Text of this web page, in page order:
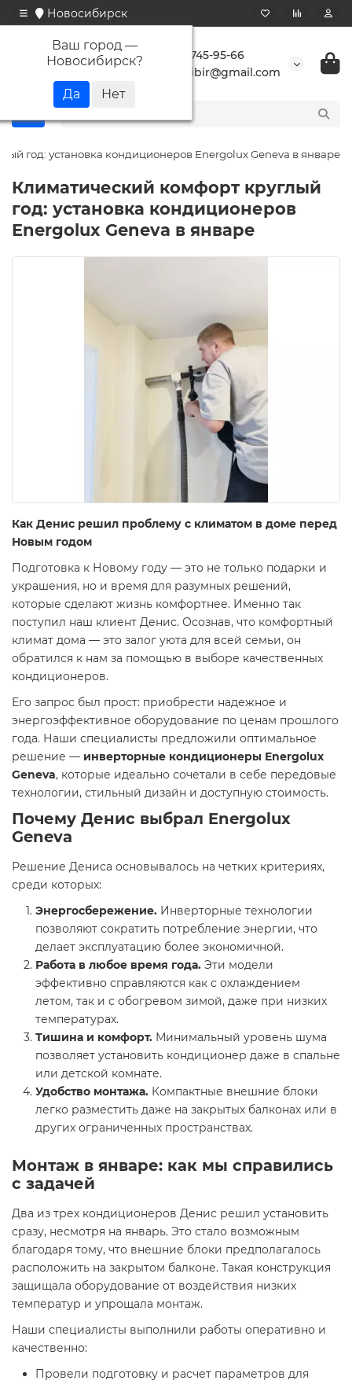
Новосибирск
Ваш город —
Новосибирск?
+7 923 745-95-66
buransibir@gmail.com
год: установка кондиционеров Energolux Geneva в январе
Климатический комфорт круглый
год: установка кондиционеров
Energolux Geneva в январе
Как Денис решил проблему с климатом в доме перед
Новым годом
Подготовка к Новому году — это не только подарки и
украшения, но и время для разумных решений,
которые сделают жизнь комфортнее. Именно так
поступил наш клиент Денис. Осознав, что комфортный
климат дома — это залог уюта для всей семьи, он
обратился к нам за помощью в выборе качественных
кондиционеров.
Его запрос был прост: приобрести надежное и
энергоэффективное оборудование по ценам прошлого
года. Наши специалисты предложили оптимальное
решение — инверторные кондиционеры Energolux
Geneva, которые идеально сочетали в себе передовые
технологии, стильный дизайн и доступную стоимость.
Почему Денис выбрал Energolux
Geneva
Решение Дениса основывалось на четких критериях,
среди которых:
Энергосбережение. Инверторные технологии
позволяют сократить потребление энергии, что
делает эксплуатацию более экономичной.
Работа в любое время года. Эти модели
эффективно справляются как с охлаждением
летом, так и с обогревом зимой, даже при низких
температурах.
Тишина и комфорт. Минимальный уровень шума
позволяет установить кондиционер даже в спальне
или детской комнате.
Удобство монтажа. Компактные внешние блоки
легко разместить даже на закрытых балконах или в
других ограниченных пространствах.
Монтаж в январе: как мы справились
с задачей
Два из трех кондиционеров Денис решил установить
сразу, несмотря на январь. Это стало возможным
благодаря тому, что внешние блоки предполагалось
расположить на закрытом балконе. Такая конструкция
защищала оборудование от воздействия низких
температур и упрощала монтаж.
Наши специалисты выполнили работы оперативно и
качественно:
Провели подготовку и расчет параметров для